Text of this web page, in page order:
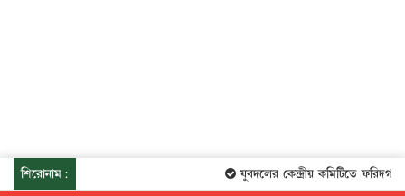
শিরোনাম: যুবদলের কেন্দ্রীয় কমিটিতে